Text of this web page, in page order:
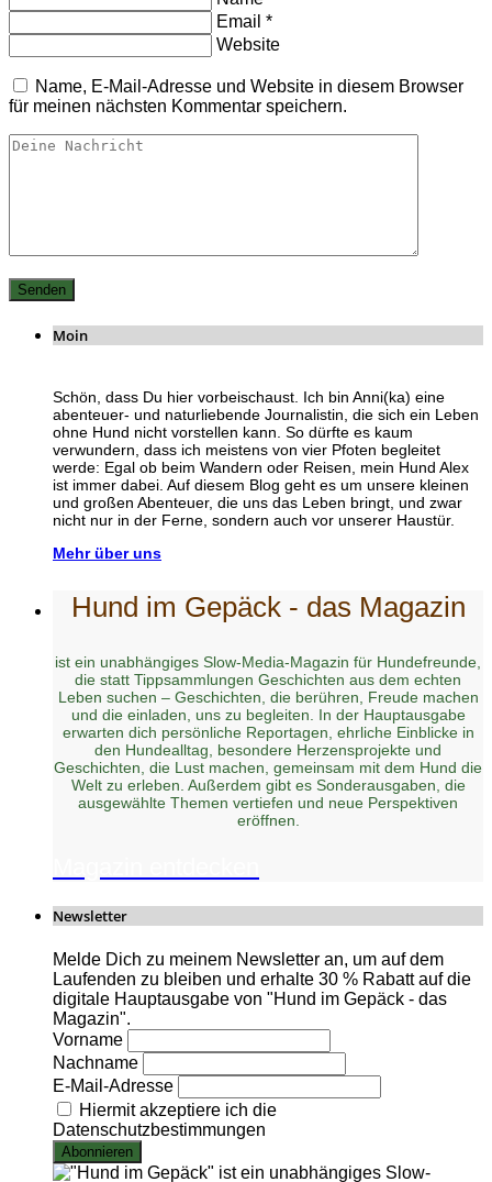
Email *
Website
Name, E-Mail-Adresse und Website in diesem Browser
für meinen nächsten Kommentar speichern.
Moin
Schön, dass Du hier vorbeischaust. Ich bin Anni(ka) eine
abenteuer- und naturliebende Journalistin, die sich ein Leben
ohne Hund nicht vorstellen kann. So dürfte es kaum
verwundern, dass ich meistens von vier Pfoten begleitet
werde: Egal ob beim Wandern oder Reisen, mein Hund Alex
ist immer dabei. Auf diesem Blog geht es um unsere kleinen
und großen Abenteuer, die uns das Leben bringt, und zwar
nicht nur in der Ferne, sondern auch vor unserer Haustür.
Mehr über uns
Hund im Gepäck - das Magazin
ist ein unabhängiges Slow-Media-Magazin für Hundefreunde,
die statt Tippsammlungen Geschichten aus dem echten
Leben suchen – Geschichten, die berühren, Freude machen
und die einladen, uns zu begleiten. In der Hauptausgabe
erwarten dich persönliche Reportagen, ehrliche Einblicke in
den Hundealltag, besondere Herzensprojekte und
Geschichten, die Lust machen, gemeinsam mit dem Hund die
Welt zu erleben. Außerdem gibt es Sonderausgaben, die
ausgewählte Themen vertiefen und neue Perspektiven
eröffnen.
Newsletter
Melde Dich zu meinem Newsletter an, um auf dem
Laufenden zu bleiben und erhalte 30 % Rabatt auf die
digitale Hauptausgabe von "Hund im Gepäck - das
Magazin".
Vorname
Nachname
E-Mail-Adresse
Hiermit akzeptiere ich die
Datenschutzbestimmungen